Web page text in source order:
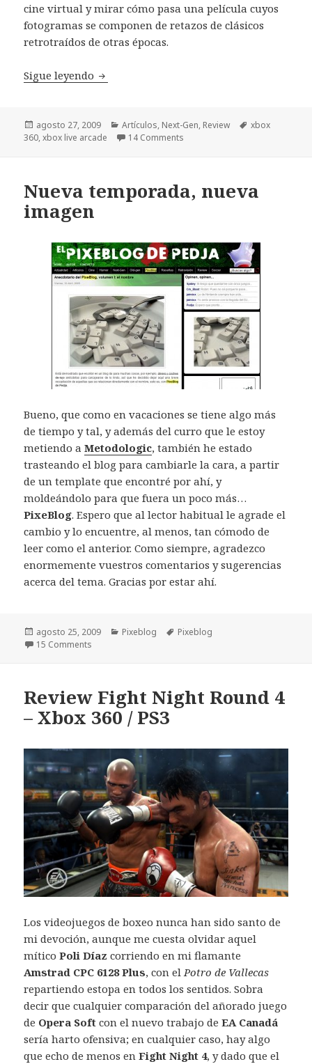
cine virtual y mirar cómo pasa una película cuyos
fotogramas se componen de retazos de clásicos
retrotraídos de otras épocas.
Sigue leyendo Shadow Complex y su colección de
Publicado
el
agosto 27, 2009 Categorías
Artículos, Next-Gen, Review Etiquetas
xbox
360,xbox live arcade 14 Comments
Nueva temporada, nueva
imagen
Bueno, que como en vacaciones se tiene algo más
de tiempo y tal, y además del curro que le estoy
metiendo aMetodologic, también he estado
trasteando el blog para cambiarle la cara, a partir
de un template que encontré por ahí, y
moldeándolo para que fuera un poco más…
PixeBlog. Espero que al lector habitual le agrade el
cambio y lo encuentre, al menos, tan cómodo de
leer como el anterior. Como siempre, agradezco
enormemente vuestros comentarios y sugerencias
acerca del tema. Gracias por estar ahí.
Publicado
el
agosto 25, 2009 Categorías
Pixeblog Etiquetas
Pixeblog
15 Comments
Review Fight Night Round 4
– Xbox 360 / PS3
Los videojuegos de boxeo nunca han sido santo de
mi devoción, aunque me cuesta olvidar aquel
míticoPoli Díaz corriendo en mi flamante
Amstrad CPC 6128 Plus, con elPotro de Vallecas
repartiendo estopa en todos los sentidos. Sobra
decir que cualquier comparación del añorado juego
de Opera Soft con el nuevo trabajo deEA Canadá
sería harto ofensiva; en cualquier caso, hay algo
que echo de menos enFight Night 4, y dado que el